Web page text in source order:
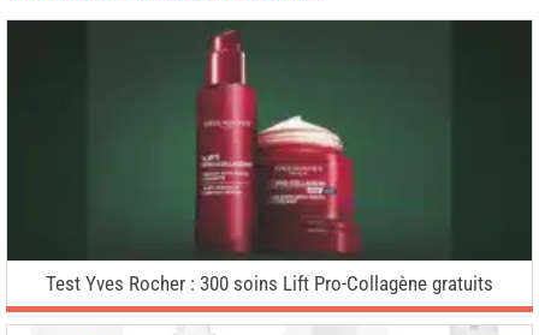
Test Yves Rocher : 300 soins Lift Pro-Collagène gratuits